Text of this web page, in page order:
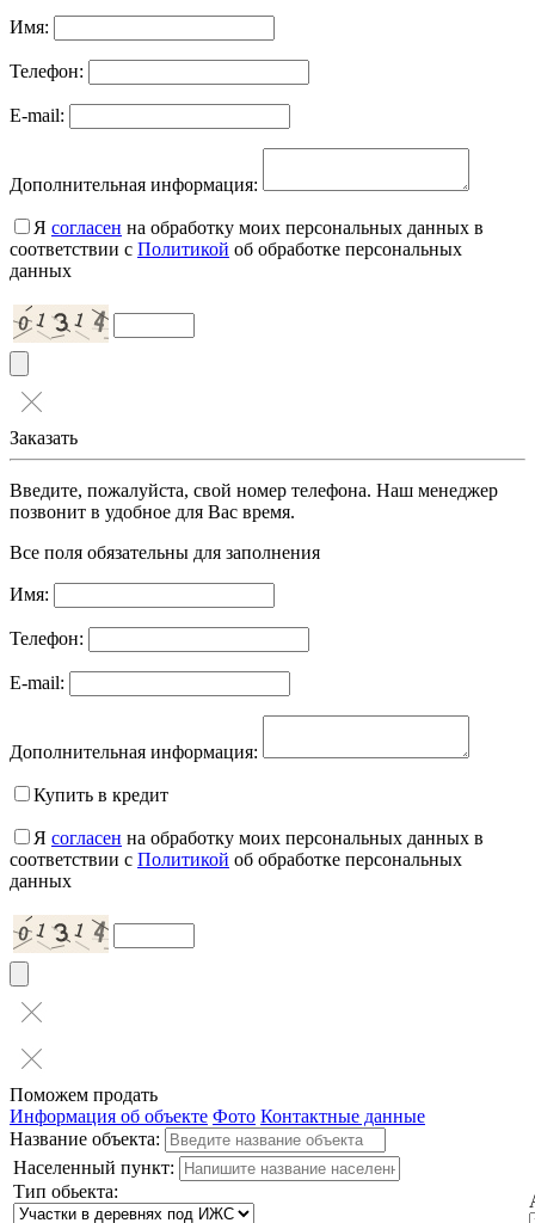
Имя:
Телефон:
E-mail:
Дополнительная информация:
Я согласен на обработку моих персональных данных в
соответствии с Политикой об обработке персональных
данных
Заказать
Введите, пожалуйста, свой номер телефона. Наш менеджер
позвонит в удобное для Вас время.
Все поля обязательны для заполнения
Имя:
Телефон:
E-mail:
Дополнительная информация:
Купить в кредит
Я согласен на обработку моих персональных данных в
соответствии с Политикой об обработке персональных
данных
Поможем продать
Информация об объекте Фото Контактные данные
Название объекта:
Населенный пункт:
Тип обьекта: